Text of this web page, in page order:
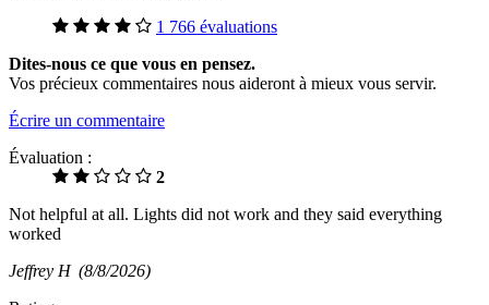
1 766 évaluations
Dites-nous ce que vous en pensez.
Vos précieux commentaires nous aideront à mieux vous servir.
Écrire un commentaire
Évaluation :
2
Not helpful at all. Lights did not work and they said everything
worked
Jeffrey H (8/8/2026)